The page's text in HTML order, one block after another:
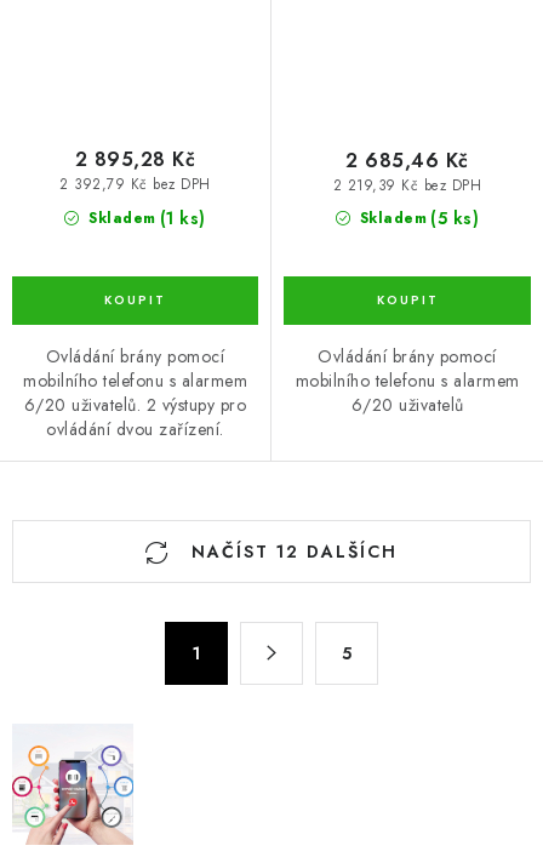
Skladem (1 ks)
2 392,79 Kč bez DPH
2 895,28 Kč
Ovládání brány pomocí
mobilního telefonu s alarmem
6/20 uživatelů. 2 výstupy pro
ovládání dvou zařízení.
Skladem (5 ks)
2 219,39 Kč bez DPH
2 685,46 Kč
Ovládání brány pomocí
mobilního telefonu s alarmem
6/20 uživatelů
O
p
r
NAČÍST 12 DALŠÍCH
k
o
v
1 5